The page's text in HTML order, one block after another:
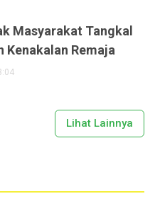
Masyarakat Tangkal
Kenakalan Remaja
Lihat Lainnya